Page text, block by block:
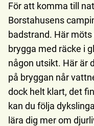
För att komma till
Borstahusens
badstrand. Här
brygga med räcke i
någon utsikt. Här är
på bryggan når
dock helt klart, det
kan du följa
lära dig mer om